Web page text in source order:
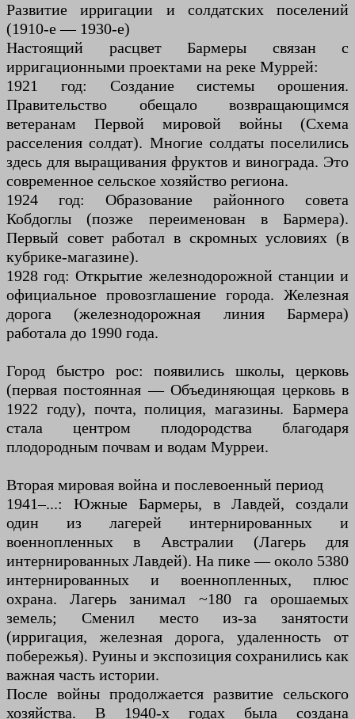
Развитие ирригации и солдатских поселений
(1910-е — 1930-е)
Настоящий расцвет Бармеры связан с
ирригационными проектами на реке Муррей:
1921 год: Создание системы орошения.
Правительство обещало возвращающимся
ветеранам Первой мировой войны (Схема
расселения солдат). Многие солдаты поселились
здесь для выращивания фруктов и винограда. Это
современное сельское хозяйство региона.
1924 год: Образование районного совета
Кобдоглы (позже переименован в Бармера).
Первый совет работал в скромных условиях (в
кубрике-магазине).
1928 год: Открытие железнодорожной станции и
официальное провозглашение города. Железная
дорога (железнодорожная линия Бармера)
работала до 1990 года.
Город быстро рос: появились школы, церковь
(первая постоянная — Объединяющая церковь в
1922 году), почта, полиция, магазины. Бармера
стала центром плодородства благодаря
плодородным почвам и водам Мурреи.
Вторая мировая война и послевоенный период
1941–...: Южные Бармеры, в Лавдей, создали
один из лагерей интернированных и
военнопленных в Австралии (Лагерь для
интернированных Лавдей). На пике — около 5380
интернированных и военнопленных, плюс
охрана. Лагерь занимал ~180 га орошаемых
земель; Сменил место из-за занятости
(ирригация, железная дорога, удаленность от
побережья). Руины и экспозиция сохранились как
важная часть истории.
После войны продолжается развитие сельского
хозяйства. В 1940-х годах была создана